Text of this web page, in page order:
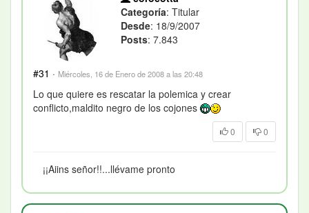
Categoría: Titular
Desde: 18/9/2007
Posts: 7.843
#31 · Miércoles, 16 de Enero de 2008 a las 20:48
Lo que quiere es rescatar la polemica y crear
conflicto,maldito negro de los cojones
0 0
¡¡Aiins señor!!...llévame pronto